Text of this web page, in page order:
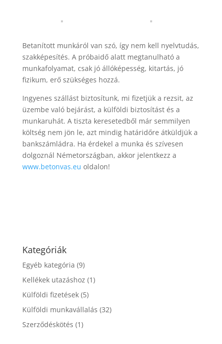
Betanított munkáról van szó, így nem kell nyelvtudás,
szakképesítés. A próbaidő alatt megtanulható a
munkafolyamat, csak jó állóképesség, kitartás, jó
fizikum, erő szükséges hozzá.
Ingyenes szállást biztosítunk, mi fizetjük a rezsit, az
üzembe való bejárást, a külföldi biztosítást és a
munkaruhát. A tiszta keresetedből már semmilyen
költség nem jön le, azt mindig határidőre átküldjük a
bankszámládra. Ha érdekel a munka és szívesen
dolgoznál Németországban, akkor jelentkezz a
www.betonvas.eu oldalon!
Kategóriák
Egyéb kategória (9)
Kellékek utazáshoz (1)
Külföldi fizetések(5)
Külföldi munkavállalás (32)
Szerződéskötés (1)